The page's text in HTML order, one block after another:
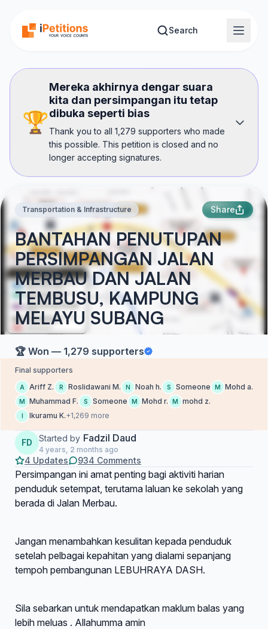
Search
🏆
Mereka akhirnya dengar suara
kita dan persimpangan itu tetap
dibuka seperti bias
Thank you to all 1,279 supporters who made
this possible. This petition is closed and no
longer accepting signatures.
Transportation & Infrastructure Share
BANTAHAN PENUTUPAN
PERSIMPANGAN JALAN
MERBAU DAN JALAN
TEMBUSU, KAMPUNG
MELAYU SUBANG
🏆 Won — 1,279 supporters
Final supporters
A Ariff Z. R Roslidawani M. N Noah h. S Someone M Mohd a.
M Muhammad F. S Someone M Mohd r. M mohd z.
I Ikuramu K.+1,269 more
FD Started by Fadzil Daud
4 years, 2 months ago
4 Updates 934 Comments
Persimpangan ini amat penting bagi aktiviti harian
penduduk setempat, terutama laluan ke sekolah yang
berada di Jalan Merbau.
Jangan menambahkan kesulitan kepada penduduk
setelah pelbagai kepahitan yang dialami sepanjang
tempoh pembangunan LEBUHRAYA DASH.
Sila sebarkan untuk mendapatkan maklum balas yang
lebih meluas . Allahumma amin